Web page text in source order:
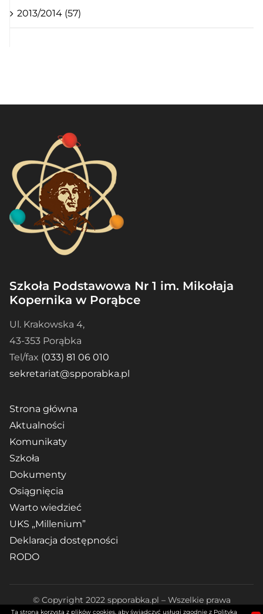
2013/2014 (57)
Szkoła Podstawowa Nr 1 im. Mikołaja
Kopernika w Porąbce
Ul. Krakowska 4,
43-353 Porąbka
Tel/fax (033) 81 06 010
sekretariat@spporabka.pl
Strona główna
Aktualności
Komunikaty
Szkoła
Dokumenty
Osiągnięcia
Warto wiedzieć
UKS „Millenium”
Deklaracja dostępności
RODO
© Copyright 2022 spporabka.pl – Wszelkie prawa
Ta strona korzysta z plików cookies, aby świadczyć usługi zgodnie z Polityką